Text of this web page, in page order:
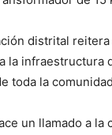
distrital
la infraestructura
toda la
un llamado a